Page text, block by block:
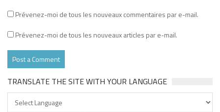
Prévenez-moi de tous les nouveaux commentaires par e-mail.
Prévenez-moi de tous les nouveaux articles par e-mail.
TRANSLATE THE SITE WITH YOUR LANGUAGE